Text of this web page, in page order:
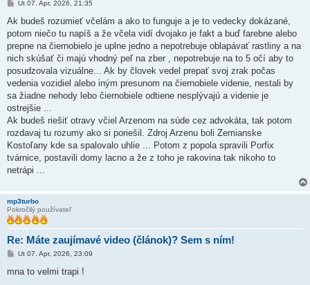
P
í
p
e
o
k
Ut 07. Apr, 2026, 21:35
Ak budeš rozumieť včelám a ako to funguje a je to vedecky dokázané,
potom niečo tu napíš a že včela vidí dvojako je fakt a buď farebne alebo
prepne na čiernobielo je uplne jedno a nepotrebuje oblapávať rastliny a na
nich skúšať či majú vhodný peľ na zber , nepotrebuje na to 5 očí aby to
posudzovala vizuálne... Ak by človek vedel prepať svoj zrak počas
vedenia vozidiel alebo iným presunom na čiernobiele videnie, nestali by
sa žiadne nehody lebo čiernobiele odtiene nesplývajú a videnie je
ostrejšie ...
Ak budeš riešiť otravy včiel Arzenom na súde cez advokáta, tak potom
rozdavaj tu rozumy ako si poriešil. Zdroj Arzenu boli Zemianske
Kostoľany kde sa spalovalo uhlie ... Potom z popola spravili Porfix
tvárnice, postavili domy lacno a že z toho je rakovina tak nikoho to
netrápi ...
mp3turbo
Pokročilý používateľ
Re: Máte zaujímavé video (článok)? Sem s ním!
P
í
Ut 07. Apr, 2026, 23:09
mna to velmi trapi !